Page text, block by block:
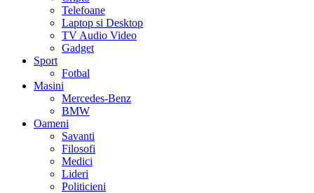
Telefoane
Laptop si Desktop
TV Audio Video
Gadget
Sport
Fotbal
Masini
Mercedes-Benz
BMW
Oameni
Savanti
Filosofi
Medici
Lideri
Politicieni